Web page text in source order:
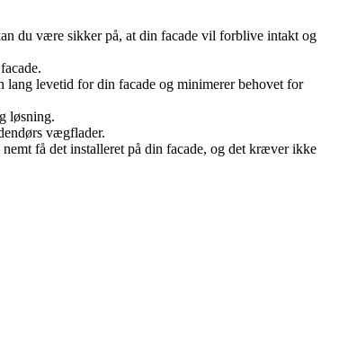
du være sikker på, at din facade vil forblive intakt og
lang levetid for din facade og minimerer behovet for
løsning.
vægflader.
få det installeret på din facade, og det kræver ikke